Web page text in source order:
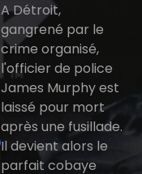
A Détroit,
gangrené par le
crime organisé,
l'officier de police
James Murphy est
laissé pour mort
après une fusillade.
Il devient alors le
parfait cobaye